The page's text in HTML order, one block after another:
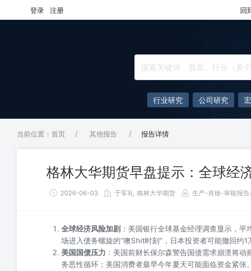
登录 注册 回
行业研究 公司研究
当前位置：首页 / 其他报告 / 报告详情
格林大华期货早盘提示：全球经
2026-06-03 于军礼 格林大华期货 生产-肖徐-审核报告
全球经济风险加剧 ：美国银行全球基金经理调查显示，
场进入债务螺旋的“噢Shit时刻”，日本投资者可能撤回约1
美国国债压力 ：美国前财长保尔森警告国债需求崩溃将
务恶性循环；美国消费者最早今年夏天可能面临资金紧张。